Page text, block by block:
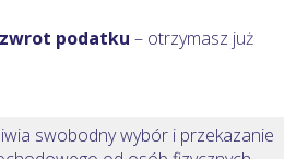
podatku – otrzymasz już
swobodny wybór i przekazanie